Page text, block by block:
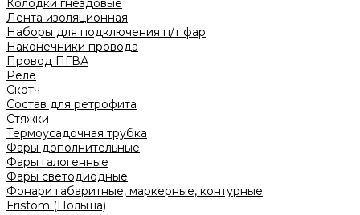
Колодки гнездовые
Лента изоляционная
Наборы для подключения п/т фар
Наконечники провода
Провод ПГВА
Реле
Скотч
Состав для ретрофита
Стяжки
Термоусадочная трубка
Фары дополнительные
Фары галогенные
Фары светодиодные
Фонари габаритные, маркерные, контурные
Fristom (Польша)